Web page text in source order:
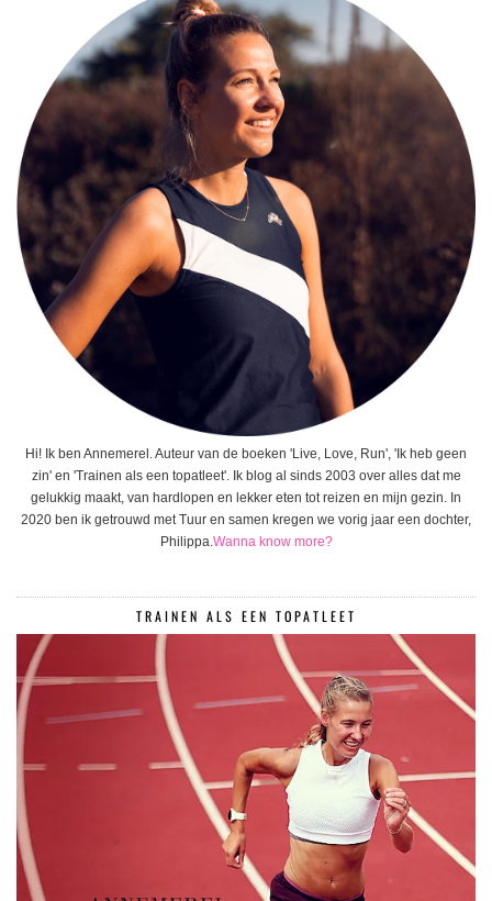
Hi! Ik ben Annemerel. Auteur van de boeken 'Live, Love, Run', 'Ik heb geen
zin' en 'Trainen als een topatleet'. Ik blog al sinds 2003 over alles dat me
gelukkig maakt, van hardlopen en lekker eten tot reizen en mijn gezin. In
2020 ben ik getrouwd met Tuur en samen kregen we vorig jaar een dochter,
Philippa.Wanna know more?
TRAINEN ALS EEN TOPATLEET